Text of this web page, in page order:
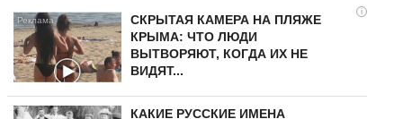
i
СКРЫТАЯ КАМЕРА НА ПЛЯЖЕ
КРЫМА: ЧТО ЛЮДИ
ВЫТВОРЯЮТ, КОГДА ИХ НЕ
ВИДЯТ...
КАКИЕ РУССКИЕ ИМЕНА